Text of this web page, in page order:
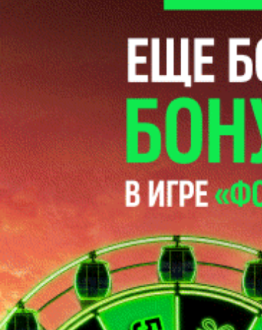
Отправить
Неавторизованные пользователи не могут оставлять
зарегистрируйтесь
Продолжая использовать наш сайт вы принимаете
пользовательское соглашение и политику обработки файлов
cookie Ok
Платеж успешно выполнен
На главную